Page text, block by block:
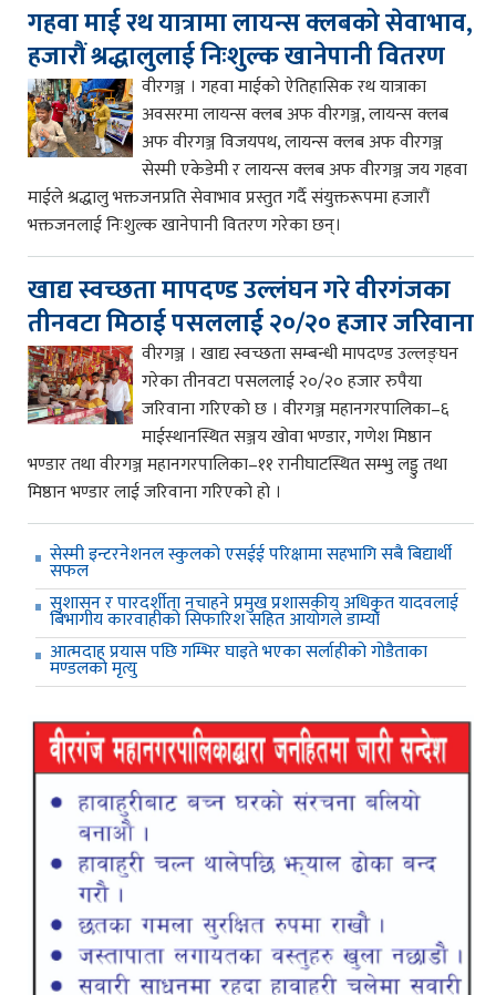
गहवा माई रथ यात्रामा लायन्स क्लबको सेवाभाव,
हजारौं श्रद्धालुलाई निःशुल्क खानेपानी वितरण
वीरगञ्ज । गहवा माईको ऐतिहासिक रथ यात्राका
अवसरमा लायन्स क्लब अफ वीरगञ्ज, लायन्स क्लब
अफ वीरगञ्ज विजयपथ, लायन्स क्लब अफ वीरगञ्ज
सेस्मी एकेडेमी र लायन्स क्लब अफ वीरगञ्ज जय गहवा
माईले श्रद्धालु भक्तजनप्रति सेवाभाव प्रस्तुत गर्दै संयुक्तरूपमा हजारौं
भक्तजनलाई निःशुल्क खानेपानी वितरण गरेका छन्।
खाद्य स्वच्छता मापदण्ड उल्लंघन गरे वीरगंजका
तीनवटा मिठाई पसललाई २०/२० हजार जरिवाना
वीरगञ्ज । खाद्य स्वच्छता सम्बन्धी मापदण्ड उल्लङ्घन
गरेका तीनवटा पसललाई २०/२० हजार रुपैया
जरिवाना गरिएको छ । वीरगञ्ज महानगरपालिका–६
माईस्थानस्थित सञ्जय खोवा भण्डार, गणेश मिष्ठान
भण्डार तथा वीरगञ्ज महानगरपालिका–११ रानीघाटस्थित सम्भु लड्डु तथा
मिष्ठान भण्डार लाई जरिवाना गरिएको हो ।
सेस्मी इन्टरनेशनल स्कुलको एसईई परिक्षामा सहभागि सबै बिद्यार्थी
सफल
सुशासन र पारदर्शीता नचाहने प्रमुख प्रशासकीय अधिकृत यादवलाई
बिभागीय कारवाहीको सिफारिश सहित आयोगले डाम्यो
आत्मदाह प्रयास पछि गम्भिर घाइते भएका सर्लाहीको गोडैताका
मण्डलको मृत्यु